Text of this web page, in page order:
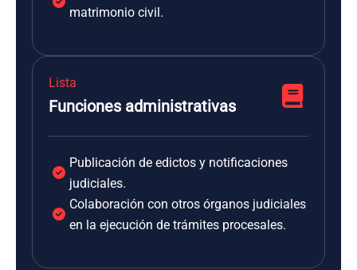
matrimonio civil.
Lista
Funciones administrativas
Publicación de edictos y notificaciones
judiciales.
Colaboración con otros órganos judiciales
en la ejecución de trámites procesales.